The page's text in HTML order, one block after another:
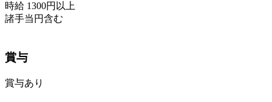
時給 1300円以上
諸手当円含む
賞与
賞与あり